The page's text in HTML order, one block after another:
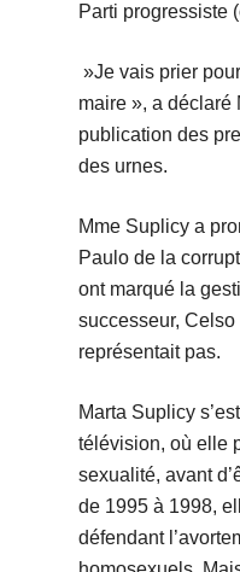
Parti progressiste
»Je vais prier
maire », a déclaré
publication des
des urnes.
Mme Suplicy a
Paulo de la
ont marqué la
successeur,
représentait pas.
Marta Suplicy
télévision, où elle
sexualité, avant
de 1995 à 1998,
défendant